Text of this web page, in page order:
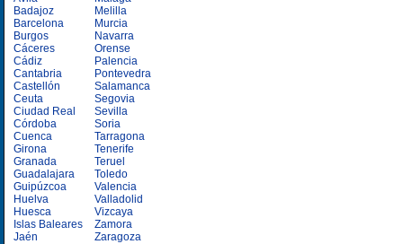
Badajoz
Barcelona
Burgos
Cáceres
Cádiz
Cantabria
Castellón
Ceuta
Ciudad Real
Córdoba
Cuenca
Girona
Granada
Guadalajara
Guipúzcoa
Huelva
Huesca
Islas Baleares
Jaén
Melilla
Murcia
Navarra
Orense
Palencia
Pontevedra
Salamanca
Segovia
Sevilla
Soria
Tarragona
Tenerife
Teruel
Toledo
Valencia
Valladolid
Vizcaya
Zamora
Zaragoza